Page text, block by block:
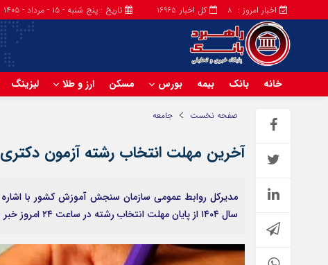
کل اخبار 16965 اخبار امروز : 8 تاریخ : پنج شنبه - ۱۵ - مرداد - ۱۴۰۵
خانه بانک بیمه بورس مسکن ارز و طلا لیزینگ
صفحه نخست جامعه
آخرین مهلت انتخاب رشته آزمون دکتری ۱۴۰۴
سال ۱۴۰۴ از پایان مهلت انتخاب رشته در ساعت ۲۴ امروز خبر داد.